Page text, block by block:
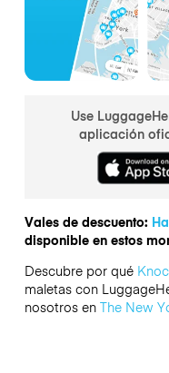
Use
aplicación
Vales de descuento:
disponible en estos
Descubre por qué
maletas con
nosotros en The New